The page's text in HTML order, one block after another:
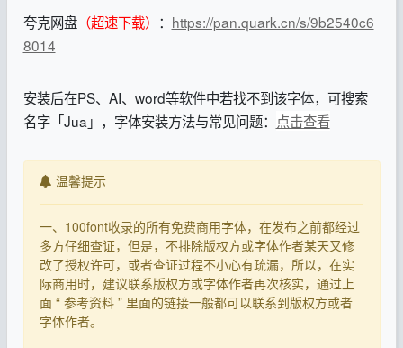
夸克网盘（超速下载） ： https://pan.quark.cn/s/9b2540c6
8014
安装后在PS、AI、word等软件中若找不到该字体，可搜索
名字「Jua」，字体安装方法与常见问题： 点击查看
温馨提示
一、100font收录的所有免费商用字体，在发布之前都经过
多方仔细查证，但是，不排除版权方或字体作者某天又修
改了授权许可，或者查证过程不小心有疏漏，所以，在实
际商用时，建议联系版权方或字体作者再次核实，通过上
面 “ 参考资料 ” 里面的链接一般都可以联系到版权方或者
字体作者。